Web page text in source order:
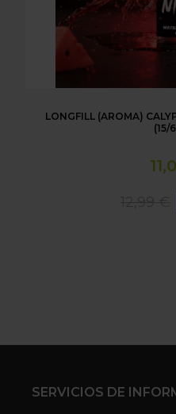
LONGFILL (AROMA)
(15/
SERVICIOS DE